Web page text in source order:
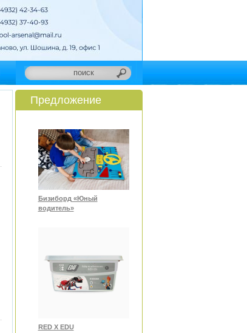
Предложение
Бизиборд «Юный
водитель»
RED X EDU